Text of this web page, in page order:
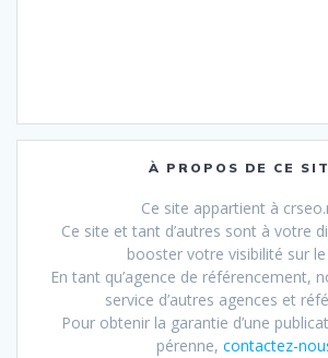
À PROPOS DE CE
Ce site appartient à
Ce site et tant d’autres sont à votre
booster votre visibilité sur le
En tant qu’agence de référencement,
service d’autres agences et
Pour obtenir la garantie d’une
pérenne, contactez-